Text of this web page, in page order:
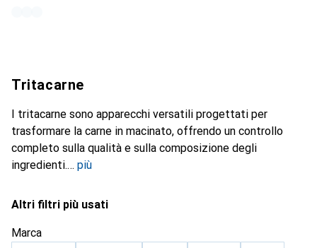
Tritacarne
I tritacarne sono apparecchi versatili progettati per
trasformare la carne in macinato, offrendo un controllo
completo sulla qualità e sulla composizione degli
ingredienti.
più
Altri filtri più usati
Marca